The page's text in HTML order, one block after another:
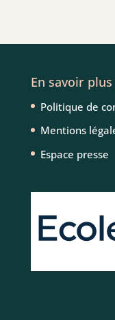
En savoir plus
Politique de
Mentions
Espace presse